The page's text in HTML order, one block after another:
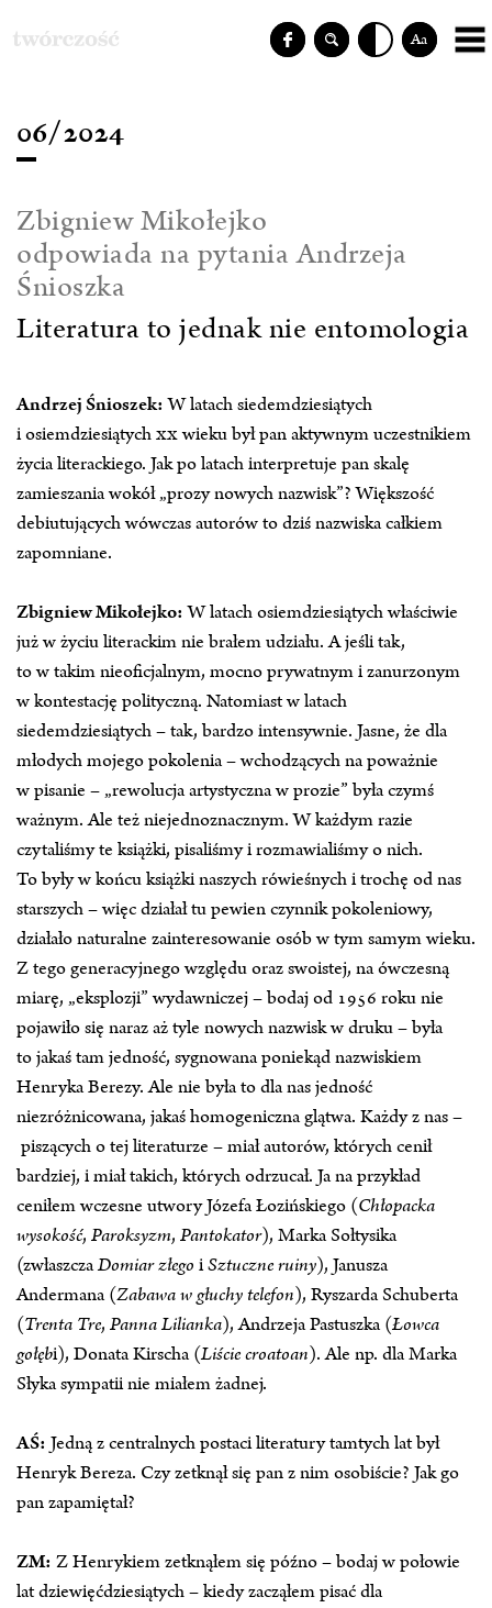
Aa
06/2024
Zbigniew Mikołejko
odpowiada na pytania Andrzeja
Śnioszka
Literatura to jednak nie entomologia
Andrzej Śnioszek: W latach siedemdziesiątych
i osiemdziesiątychXXwieku był pan aktywnym uczestnikiem
życia literackiego. Jak po latach interpretuje pan skalę
zamieszania wokół „prozy nowych nazwisk”? Większość
debiutujących wówczas autorów to dziś nazwiska całkiem
zapomniane.
Zbigniew Mikołejko: W latach osiemdziesiątych właściwie
już w życiu literackim nie brałem udziału. A jeśli tak,
to w takim nieoficjalnym, mocno prywatnym i zanurzonym
w kontestację polityczną. Natomiast w latach
siedemdziesiątych – tak, bardzo intensywnie. Jasne, że dla
młodych mojego pokolenia – wchodzących na poważnie
w pisanie – „rewolucja artystyczna w prozie” była czymś
ważnym. Ale też niejednoznacznym. W każdym razie
czytaliśmy te książki, pisaliśmy i rozmawialiśmy o nich.
To były w końcu książki naszych rówieśnych i trochę od nas
starszych – więc działał tu pewien czynnik pokoleniowy,
działało naturalne zainteresowanie osób w tym samym wieku.
Z tego generacyjnego względu oraz swoistej, na ówczesną
miarę, „eksplozji” wydawniczej – bodaj od 1956 roku nie
pojawiło się naraz aż tyle nowych nazwisk w druku – była
to jakaś tam jedność, sygnowana poniekąd nazwiskiem
Henryka Berezy. Ale nie była to dla nas jedność
niezróżnicowana, jakaś homogeniczna glątwa. Każdy z nas –
piszących o tej literaturze – miał autorów, których cenił
bardziej, i miał takich, których odrzucał. Ja na przykład
ceniłem wczesne utwory Józefa Łozińskiego (Chłopacka
wysokość, Paroksyzm, Pantokator), Marka Sołtysika
(zwłaszczaDomiar złego iSztuczne ruiny), Janusza
Andermana (Zabawa w głuchy telefon), Ryszarda Schuberta
(Trenta Tre, Panna Lilianka), Andrzeja Pastuszka (Łowca
gołębi), Donata Kirscha (Liście croatoan). Ale np. dla Marka
Słyka sympatii nie miałem żadnej.
AŚ: Jedną z centralnych postaci literatury tamtych lat był
Henryk Bereza. Czy zetknął się pan z nim osobiście? Jak go
pan zapamiętał?
ZM: Z Henrykiem zetknąłem się późno – bodaj w połowie
lat dziewięćdziesiątych – kiedy zacząłem pisać dla